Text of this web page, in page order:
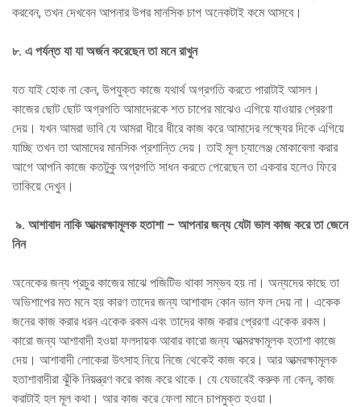
করবেন, তখন দেখবেন আপনার উপর মানসিক চাপ অনেকটাই কমে আসবে।
৮. এ পর্যন্ত যা যা অর্জন করেছেন তা মনে রাখুন
যত যাই হোক না কেন, উপযুক্ত কাজে যথার্থ অগ্রগতি করতে পারাটাই আসল।
কাজের ছোট ছোট অগ্রগতি আমাদেরকে শত চাপের মাঝেও এগিয়ে যাওয়ার প্রেরণা
দেয়। যখন আমরা ভাবি যে আমরা ধীরে ধীরে কাজ করে আমাদের লক্ষ্যের দিকে এগিয়ে
যাচ্ছি তখন তা আমাদের মানসিক প্রশান্তি দেয়। তাই মূল চ্যালেঞ্জ মোকাবেলা করার
আগে আপনি কাজে কতটুকু অগ্রগতি সাধন করতে পেরেছেন তা একবার হলেও ফিরে
তাকিয়ে দেখুন।
৯. আশাবাদ নাকি আত্মরক্ষামূলক হতাশা – আপনার জন্য যেটা ভাল কাজ করে তা জেনে
নিন
অনেকের জন্য প্রচুর কাজের মাঝে পজিটিভ থাকা সম্ভব হয় না। অন্যদের কাছে তা
অভিশাপের মত মনে হয় কারণ তাদের জন্য আশাবাদ কোন ভাল ফল দেয় না। একেক
জনের কাজ করার ধরন একেক রকম এবং তাদের কাজ করার প্রেরণা একেক রকম।
কারো জন্য আশাবাদী হওয়া ফলদায়ক আবার কারো জন্য আত্মরক্ষামূলক হতাশা কাজে
দেয়। আশাবাদী লোকেরা উৎসাহ নিয়ে নিজে থেকেই কাজ করে। আর আত্মরক্ষামূলক
হতাশাবাদীরা ঝুঁকি নিয়ন্ত্রণ করে কাজ করে থাকে। যে যেভাবেই করুক না কেন, কাজ
করাটাই হল মূল কথা। আর কাজ করে ফেলা মানে চাপমুক্ত হওয়া।